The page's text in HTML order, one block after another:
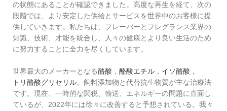
の状態にあることが確認できました。高度な再生を経て、次の
段階では、より安定した供給とサービスを世界中のお客様に提
供していきます。私たちは、フレーバーとフレグランス業界の
知識、技術、才能を統合し、人々の健康とより良い生活のため
に努力することに全力を尽くしています。
世界最大のメーカーとなる酪酸 ， 酪酸エチル ， イソ酪酸 ，
トリ酪酸グリセリル。飼料添加物と代替抗生物質が主な治療法
です。現在、一時的な関税、輸送、エネルギーの問題に直面し
ているが、2022年には徐々に改善すると予想されている。我々